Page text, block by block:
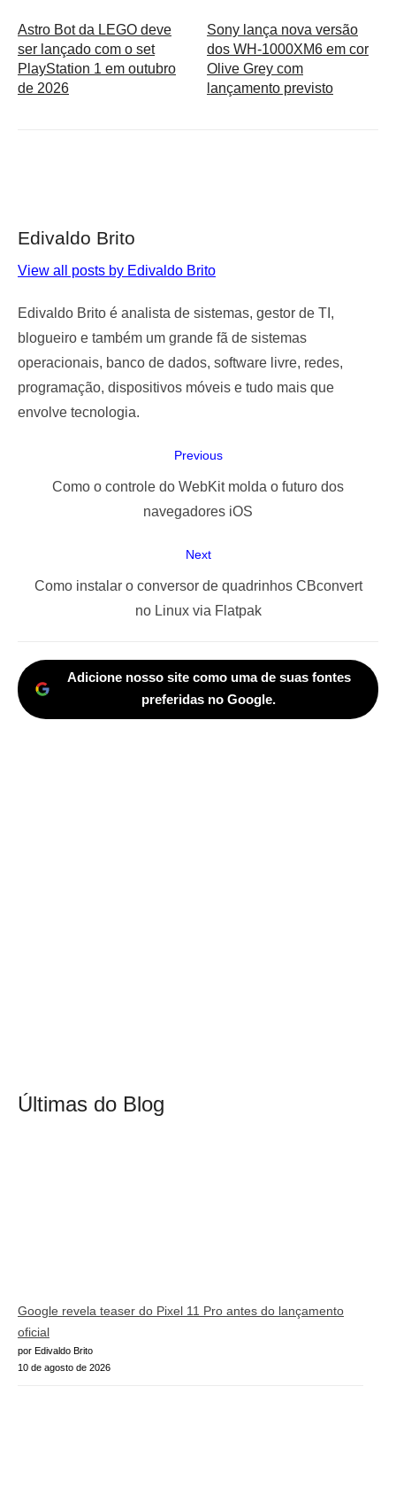
Astro Bot da LEGO deve
ser lançado com o set
PlayStation 1 em outubro
de 2026
Sony lança nova versão
dos WH-1000XM6 em cor
Olive Grey com
lançamento previsto
Edivaldo Brito
View all posts by Edivaldo Brito
Edivaldo Brito é analista de sistemas, gestor de TI,
blogueiro e também um grande fã de sistemas
operacionais, banco de dados, software livre, redes,
programação, dispositivos móveis e tudo mais que
envolve tecnologia.
Previous
Previous
Como o controle do WebKit molda o futuro dos
navegadores iOS
Next
Next
Como instalar o conversor de quadrinhos CBconvert
no Linux via Flatpak
Adicione nosso site como uma de suas fontes
preferidas no Google.
Últimas do Blog
Google revela teaser do Pixel 11 Pro antes do lançamento
oficial
por Edivaldo Brito
10 de agosto de 2026